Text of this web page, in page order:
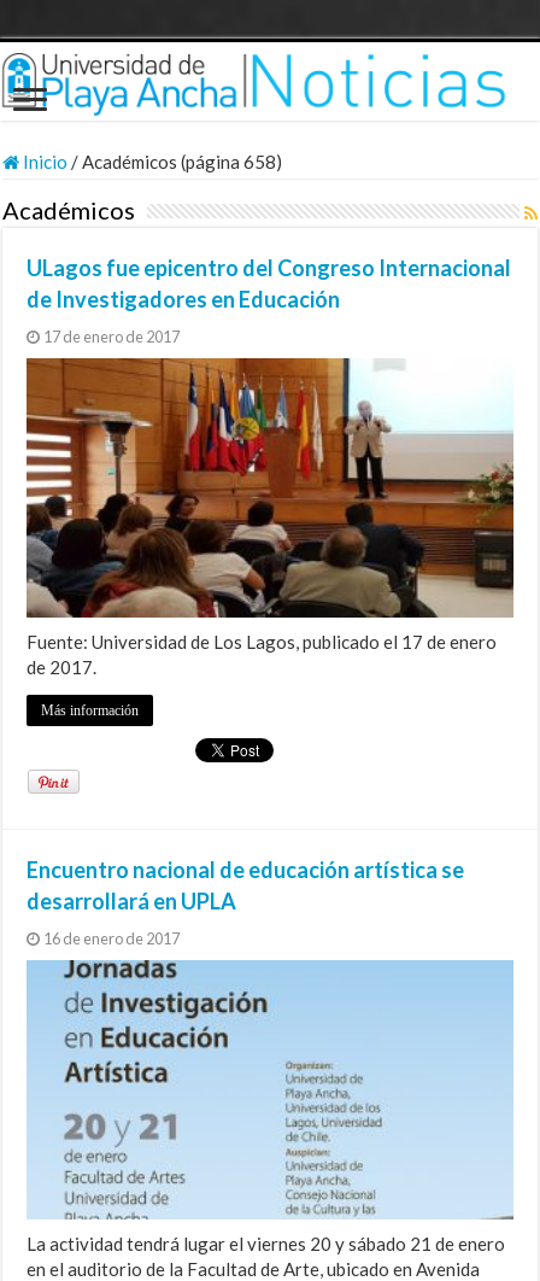
Inicio /Académicos (página 658)
Académicos
ULagos fue epicentro del Congreso Internacional
de Investigadores en Educación
17 de enero de 2017
Fuente: Universidad de Los Lagos, publicado el 17 de enero
de 2017.
Más información
Encuentro nacional de educación artística se
desarrollará en UPLA
16 de enero de 2017
La actividad tendrá lugar el viernes 20 y sábado 21 de enero
en el auditorio de la Facultad de Arte, ubicado en Avenida